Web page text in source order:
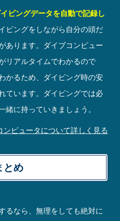
ビングデータを自動で記録し
ビングをしながら自分の頭だ
あります。ダイブコンピュー
リアルタイムでわかるので
かるため、ダイビング時の安
ています。ダイビングでは必
緒に持っていきましょう。
ンピュータについて詳しく見る
とめ
るなら、無理をしても絶対に